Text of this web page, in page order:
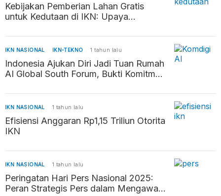
Kebijakan Pemberian Lahan Gratis
untuk Kedutaan di IKN: Upaya
Baru
IKN NASIONAL IKN-TEKNO 1 tahun lalu
Indonesia Ajukan Diri Jadi Tuan Rumah
AI Global South Forum, Bukti Komitmen
IKN NASIONAL 1 tahun lalu
Efisiensi Anggaran Rp1,15 Triliun Otorita
IKN
IKN NASIONAL 1 tahun lalu
Peringatan Hari Pers Nasional 2025:
Peran Strategis Pers dalam Mengawal